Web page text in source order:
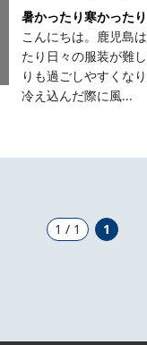
暑かったり寒かったり
こんにちは。鹿児島
たり日々の服装が難
りも過ごしやすくな
冷え込んだ際に風...
1 / 1 1